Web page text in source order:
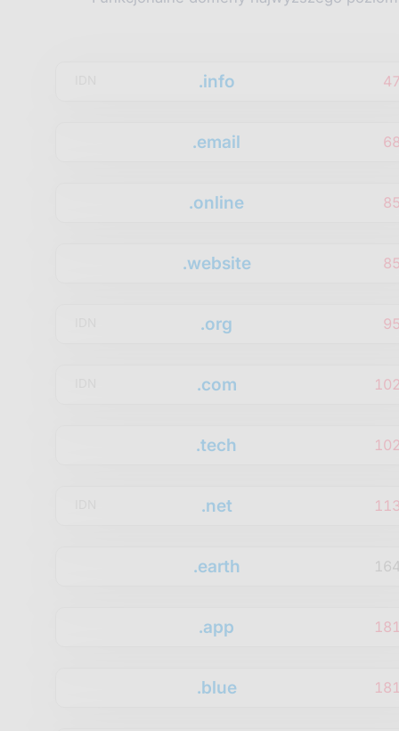
.info
.email
.online
.website
.org
.com
.tech
.net
.earth
.app
.blue